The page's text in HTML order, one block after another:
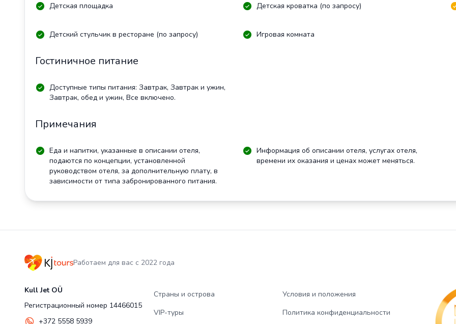
Детская площадка
Детская кроватка (по запросу)
Детский стульчик в ресторане (по запросу)
Игровая комната
Гостиничное питание
Доступные типы питания: Завтрак, Завтрак и ужин,
Завтрак, обед и ужин, Все включено.
Примечания
Еда и напитки, указанные в описании отеля,
подаются по концепции, установленной
руководством отеля, за дополнительную плату, в
зависимости от типа забронированного питания.
Информация об описании отеля, услугах отеля,
времени их оказания и ценах может меняться.
Работаем для вас с 2022 года
Kull Jet OÜ
Регистрационный номер 14466015
+372 5558 5939
Страны и острова
VIP-туры
Условия и положения
Политика конфиденциальности